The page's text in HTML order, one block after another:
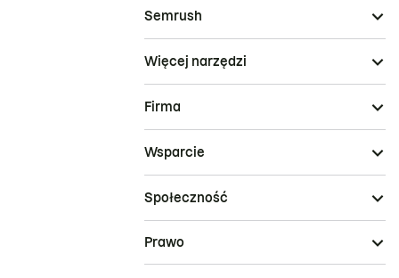
Semrush
Więcej narzędzi
Firma
Wsparcie
Społeczność
Prawo